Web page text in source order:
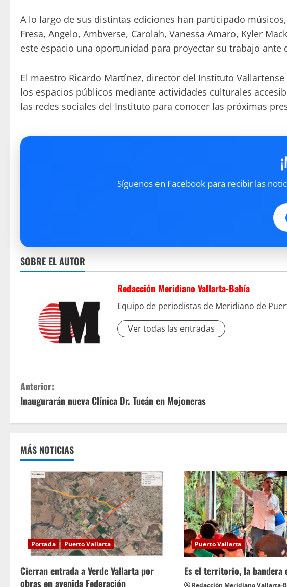
A lo largo de sus distintas ediciones han participado
Fresa, Angelo, Ambverse, Carolah, Vanessa Amaro, Kyler
este espacio una oportunidad para proyectar su trabajo ante
El maestro Ricardo Martínez, director del Instituto
los espacios públicos mediante actividades culturales
las redes sociales del Instituto para conocer las próximas
Síguenos en Facebook para recibir las
SOBRE EL AUTOR
Redacción Meridiano Vallarta-Bahía
Equipo de periodistas de Meridiano de
Ver todas las entradas
S
i
g
u
e
n
Anterior:
Inaugurarán nueva Clínica Dr. Tucán en Mojoneras
MÁS NOTICIAS
Portada Puerto Vallarta
Cierran entrada a Verde Vallarta por
obras en avenida Federación
Puerto Vallarta
Es el territorio, la bandera